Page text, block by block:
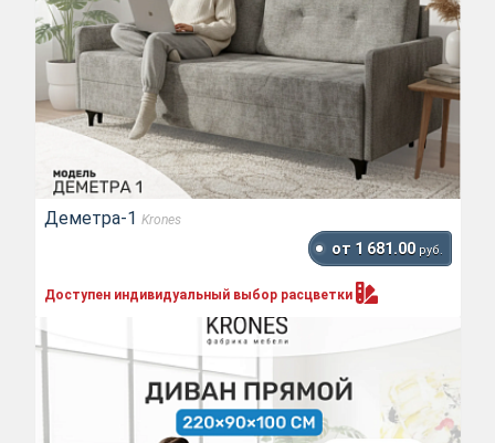
Деметра-1 Krones
от 1 681.00 руб.
Доступен индивидуальный выбор расцветки